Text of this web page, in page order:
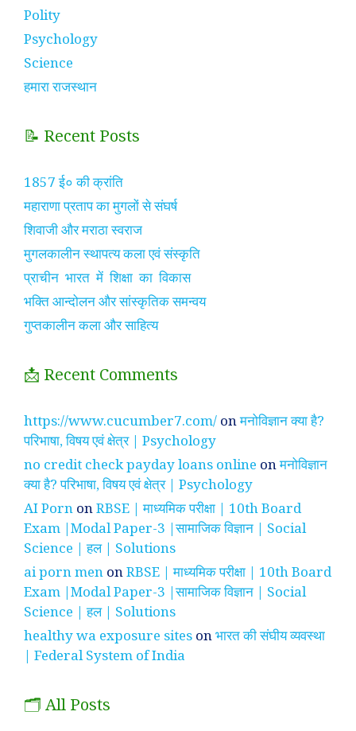
Polity
Psychology
Science
हमारा राजस्थान
📝 Recent Posts
1857 ई० की क्रांति
महाराणा प्रताप का मुगलों से संघर्ष
शिवाजी और मराठा स्वराज
मुगलकालीन स्थापत्य कला एवं संस्कृति
प्राचीन भारत में शिक्षा का विकास
भक्ति आन्दोलन और सांस्कृतिक समन्वय
गुप्तकालीन कला और साहित्य
📩 Recent Comments
https://www.cucumber7.com/ onमनोविज्ञान क्या है?
परिभाषा, विषय एवं क्षेत्र | Psychology
no credit check payday loans online onमनोविज्ञान
क्या है? परिभाषा, विषय एवं क्षेत्र | Psychology
AI Porn onRBSE | माध्यमिक परीक्षा | 10th Board
Exam |Modal Paper-3 |सामाजिक विज्ञान | Social
Science | हल | Solutions
ai porn men onRBSE | माध्यमिक परीक्षा | 10th Board
Exam |Modal Paper-3 |सामाजिक विज्ञान | Social
Science | हल | Solutions
healthy wa exposure sites onभारत की संघीय व्यवस्था
| Federal System of India
🗂️ All Posts